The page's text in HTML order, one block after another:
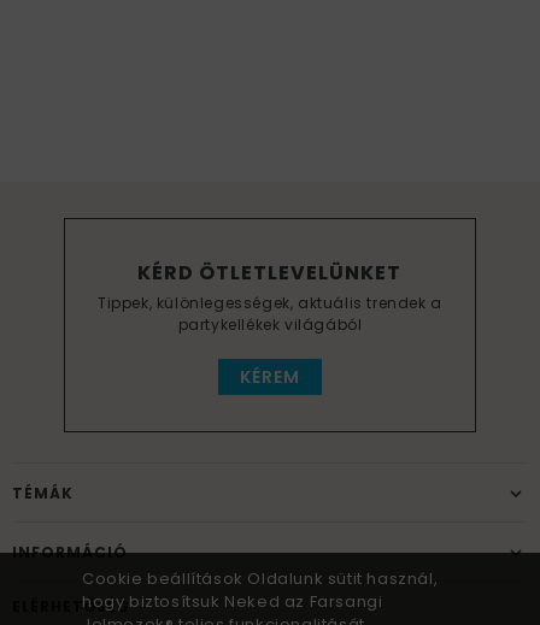
KÉRD ÖTLETLEVELÜNKET
Tippek, különlegességek, aktuális trendek a
partykellékek világából
KÉREM
TÉMÁK
INFORMÁCIÓ
ELÉRHETŐSÉG
Cookie beállítások Oldalunk sütit használ,
hogy biztosítsuk Neked az Farsangi